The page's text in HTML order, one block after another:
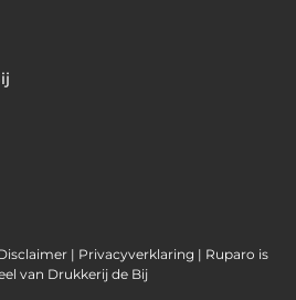
| Privacyverklaring | Ruparo is
van Drukkerij de Bij